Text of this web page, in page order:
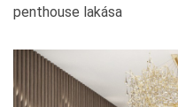
penthouse lakása